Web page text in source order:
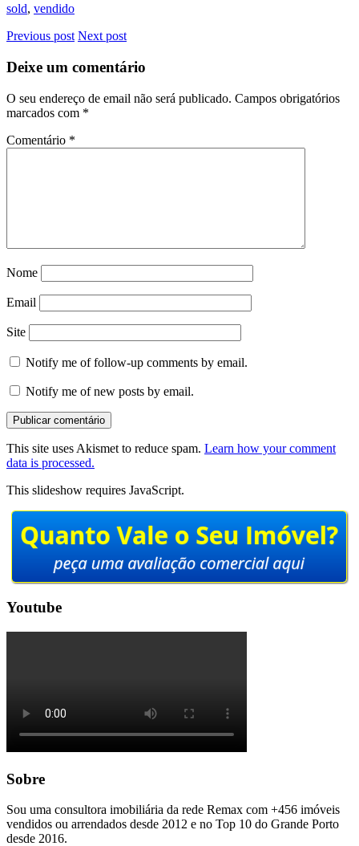
sold, vendido
Previous post Next post
Deixe um comentário
O seu endereço de email não será publicado. Campos obrigatórios
marcados com *
Comentário *
Nome
Email
Site
Notify me of follow-up comments by email.
Notify me of new posts by email.
This site uses Akismet to reduce spam. Learn how your comment
data is processed.
This slideshow requires JavaScript.
Youtube
Sobre
Sou uma consultora imobiliária da rede Remax com +456 imóveis
vendidos ou arrendados desde 2012 e no Top 10 do Grande Porto
desde 2016.